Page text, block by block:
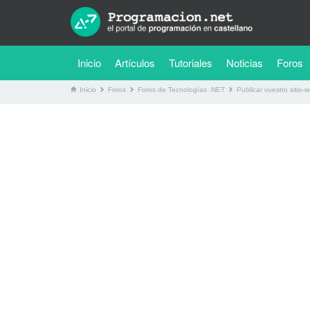
Inicio Artículos Tutoriales (current)
Noticias Foros
Inicio Foros Foros de Tecnologías .NET Publicar vuestro sitio-